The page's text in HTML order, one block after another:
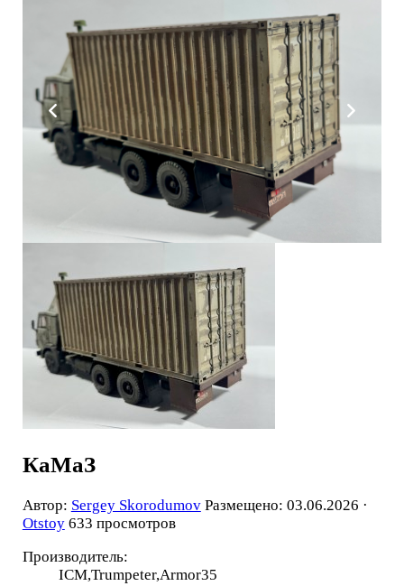
КаМаЗ
Автор: Sergey Skorodumov Размещено: 03.06.2026 ·
Otstoy 633 просмотров
Производитель:
ICM,Trumpeter,Armor35